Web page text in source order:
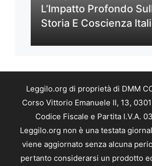
L’Impatto Profondo
Storia E Coscienza
Leggilo.org di proprietà di DMM
Corso Vittorio Emanuele II, 13,
Codice Fiscale e Partita I.V.A.
Leggilo.org non è una testata
viene aggiornato senza alcuna
pertanto considerarsi un prodotto